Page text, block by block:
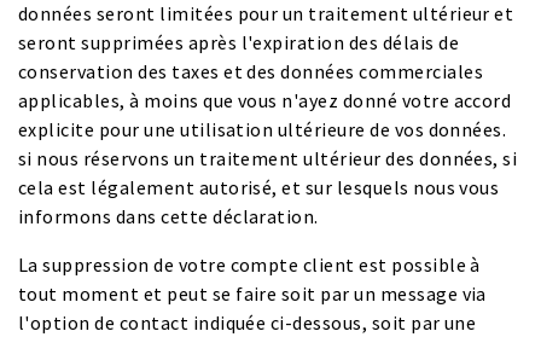
données seront limitées pour un traitement ultérieur et
seront supprimées après l'expiration des délais de
conservation des taxes et des données commerciales
applicables, à moins que vous n'ayez donné votre accord
explicite pour une utilisation ultérieure de vos données.
si nous réservons un traitement ultérieur des données, si
cela est légalement autorisé, et sur lesquels nous vous
informons dans cette déclaration.
La suppression de votre compte client est possible à
tout moment et peut se faire soit par un message via
l'option de contact indiquée ci-dessous, soit par une